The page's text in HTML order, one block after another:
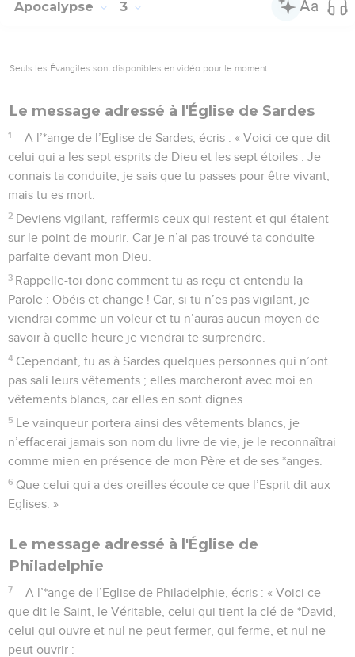
Apocalypse 3
Seuls les Évangiles sont disponibles en vidéo pour le moment.
Le message adressé à l'Église de Sardes
1 —A l’*ange de l’Eglise de Sardes, écris : « Voici ce que dit
celui qui a les sept esprits de Dieu et les sept étoiles : Je
connais ta conduite, je sais que tu passes pour être vivant,
mais tu es mort.
2 Deviens vigilant, raffermis ceux qui restent et qui étaient
sur le point de mourir. Car je n’ai pas trouvé ta conduite
parfaite devant mon Dieu.
3 Rappelle-toi donc comment tu as reçu et entendu la
Parole : Obéis et change ! Car, si tu n’es pas vigilant, je
viendrai comme un voleur et tu n’auras aucun moyen de
savoir à quelle heure je viendrai te surprendre.
4 Cependant, tu as à Sardes quelques personnes qui n’ont
pas sali leurs vêtements ; elles marcheront avec moi en
vêtements blancs, car elles en sont dignes.
5 Le vainqueur portera ainsi des vêtements blancs, je
n’effacerai jamais son nom du livre de vie, je le reconnaîtrai
comme mien en présence de mon Père et de ses *anges.
6 Que celui qui a des oreilles écoute ce que l’Esprit dit aux
Eglises. »
Le message adressé à l'Église de
Philadelphie
7 —A l’*ange de l’Eglise de Philadelphie, écris : « Voici ce
que dit le Saint, le Véritable, celui qui tient la clé de *David,
celui qui ouvre et nul ne peut fermer, qui ferme, et nul ne
peut ouvrir :